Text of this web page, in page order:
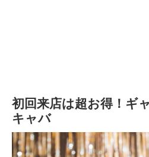
初回来店は超お得！ギ
キャバ